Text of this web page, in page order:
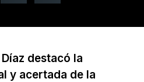
destacó la
y acertada de la